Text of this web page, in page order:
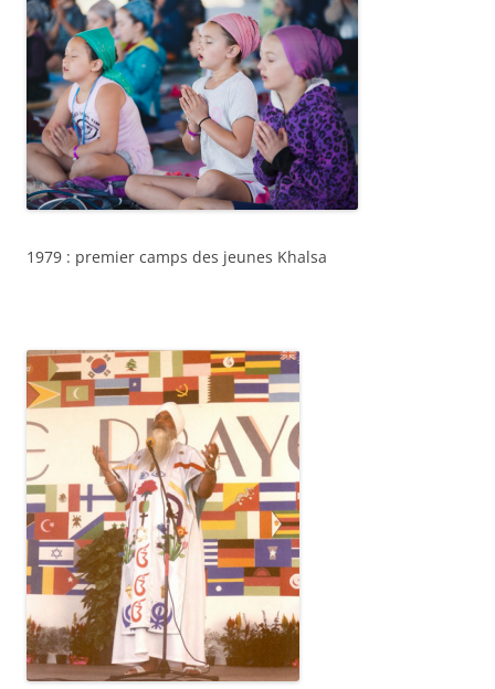
1979 : premier camps des jeunes Khalsa